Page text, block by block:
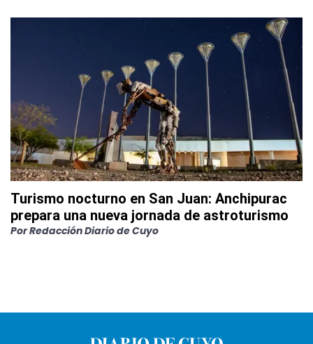
Turismo nocturno en San Juan: Anchipurac
prepara una nueva jornada de astroturismo
PorRedacción Diario de Cuyo